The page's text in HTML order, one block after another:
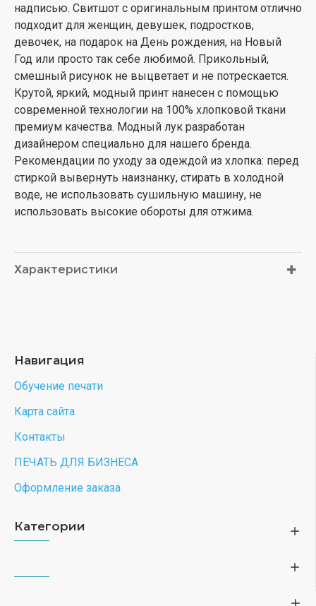
надписью. Свитшот с оригинальным принтом отлично
подходит для женщин, девушек, подростков,
девочек, на подарок на День рождения, на Новый
Год или просто так себе любимой. Прикольный,
смешный рисунок не выцветает и не потрескается.
Крутой, яркий, модный принт нанесен с помощью
современной технологии на 100% хлопковой ткани
премиум качества. Модный лук разработан
дизайнером специально для нашего бренда.
Рекомендации по уходу за одеждой из хлопка: перед
стиркой вывернуть наизнанку, стирать в холодной
воде, не использовать сушильную машину, не
использовать высокие обороты для отжима.
Характеристики
Навигация
Обучение печати
Карта сайта
Контакты
ПЕЧАТЬ ДЛЯ БИЗНЕСА
Оформление заказа
Категории